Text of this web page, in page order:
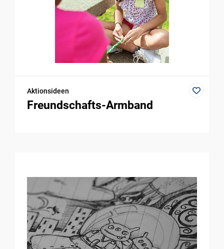
Aktionsideen
Freundschafts-Armband